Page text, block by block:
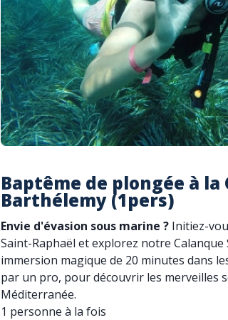
Baptême de plongée à la
Barthélemy (1pers)
Envie d'évasion sous marine ? Initiez-
Saint-Raphaël et explorez notre Calanque
immersion magique de 20 minutes dans
par un pro, pour découvrir les merveilles
Méditerranée.
1 personne à la fois